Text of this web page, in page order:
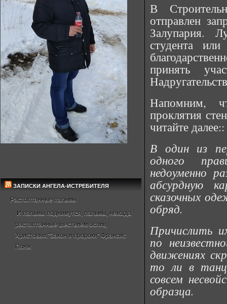
ЗАПИСКИ АНГЕЛА-ИСТРЕБИТЕЛЯ
Растоптанные пальмы
И пальмы поднимутся, пальмы, некогда
растоптанные шествием ослиц
Христовых."Закон и пророки" Франсис
Понж
В
отправлен
Залупария.
студента
принять
Напомним,
проклятия
читайте далее::
В один из
одного
недоуменно
абсурдную
сказочных
обряд.
Причислить
по
движениях
то ли в
совсем
образца.